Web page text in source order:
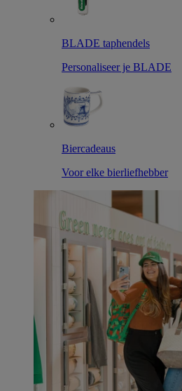
BLADE taphendels
Personaliseer je BLADE
Biercadeaus
Voor elke bierliefhebber